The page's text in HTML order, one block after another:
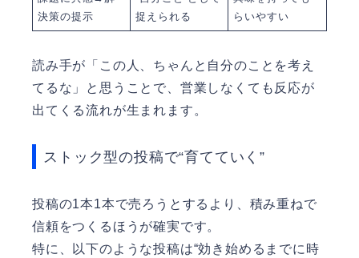
決策の提示
捉えられる
らいやすい
読み手が「この人、ちゃんと自分のことを考え
てるな」と思うことで、営業しなくても反応が
出てくる流れが生まれます。
ストック型の投稿で“育てていく”
投稿の1本1本で売ろうとするより、積み重ねで
信頼をつくるほうが確実です。
特に、以下のような投稿は“効き始めるまでに時